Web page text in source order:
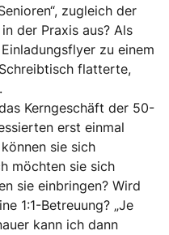
zugleich der
der Praxis aus? Als
zu einem
flatterte,
Kerngeschäft der 50-
erst einmal
sie sich
möchten sie sich
sie einbringen? Wird
1:1-Betreuung? „Je
kann ich dann